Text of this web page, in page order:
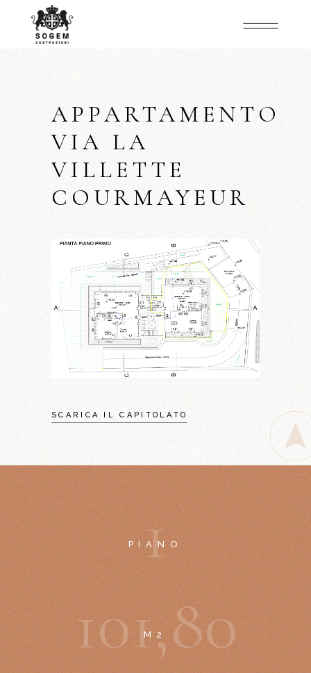
APPARTAMENTO
VIA LA
VILLETTE
COURMAYEUR
SCARICA IL CAPITOLATO
1
PIANO
101,80
M2